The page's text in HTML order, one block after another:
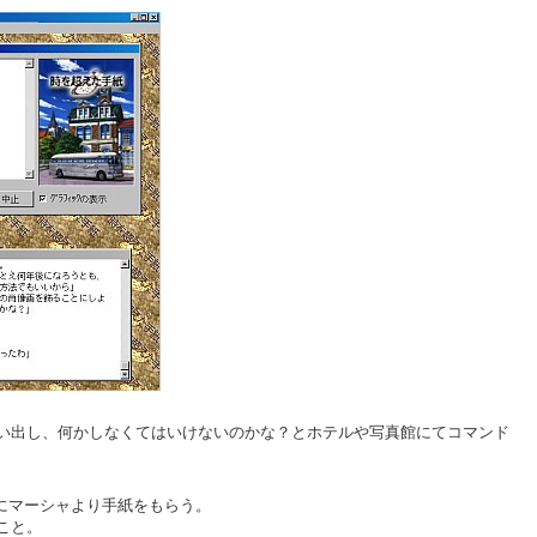
出し、何かしなくてはいけないのかな？とホテルや写真館にてコマンド
ーシャより手紙をもらう。
。